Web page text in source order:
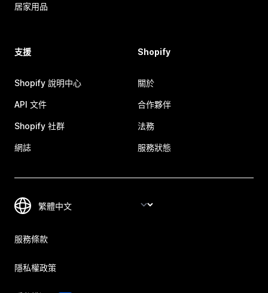
居家用品
支援
Shopify 說明中心
API 文件
Shopify 社群
網誌
Shopify
關於
合作夥伴
法務
服務狀態
服務條款
隱私權政策